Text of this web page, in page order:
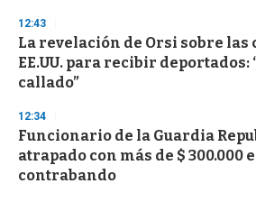
12:43
La revelación de Orsi sobre las
EE.UU. para recibir deportados:
callado”
12:34
Funcionario de la Guardia
atrapado con más de $ 300.000
contrabando